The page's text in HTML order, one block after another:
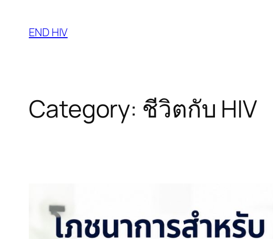
content
END HIV
Category: ชีวิตกับ HIV